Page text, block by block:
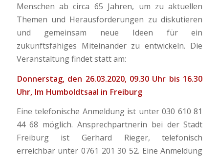
Menschen ab circa 65 Jahren, um zu aktuellen
Themen und Herausforderungen zu diskutieren
und gemeinsam neue Ideen für ein
zukunftsfähiges Miteinander zu entwickeln. Die
Veranstaltung findet statt am:
Donnerstag, den 26.03.2020, 09.30 Uhr bis 16.30
Uhr, Im Humboldtsaal in Freiburg
Eine telefonische Anmeldung ist unter 030 610 81
44 68 möglich. Ansprechpartnerin bei der Stadt
Freiburg ist Gerhard Rieger, telefonisch
erreichbar unter 0761 201 30 52. Eine Anmeldung